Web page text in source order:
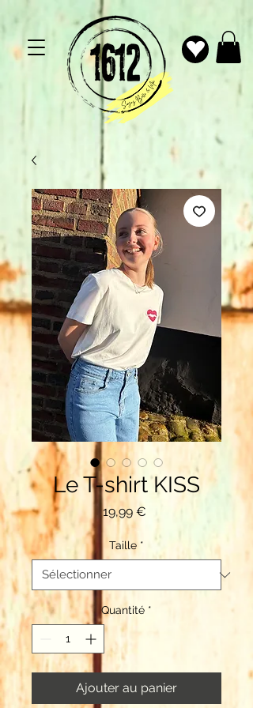
Le T-shirt KISS
19,99 €
Taille *
Quantité *
Ajouter au panier